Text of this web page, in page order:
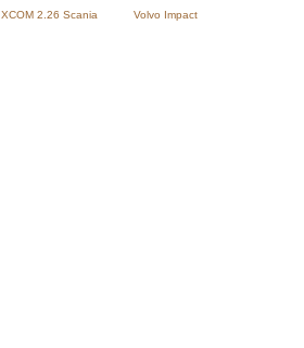
XCOM 2.26 Scania Volvo Impact